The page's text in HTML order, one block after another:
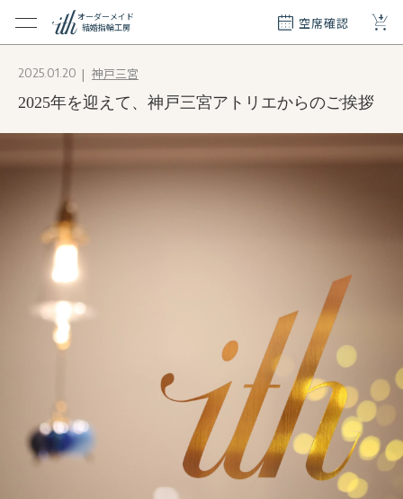
オーダーメイド
結婚指輪工房
空席確認 +
メイド
2025.01.20 神戸三宮
2025年を迎えて、神戸三宮アトリエからのご挨拶